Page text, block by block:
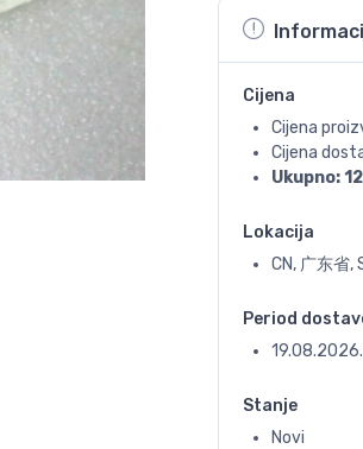
Cijena
Cijena
Cijena
Ukupno:
Lokacija
CN, 广东省,
Period
19.08.2026.
Stanje
Novi